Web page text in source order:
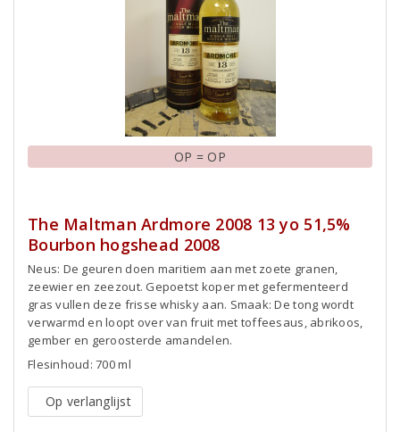
OP = OP
The Maltman Ardmore 2008 13 yo 51,5%
Bourbon hogshead 2008
Neus: De geuren doen maritiem aan met zoete granen,
zeewier en zeezout. Gepoetst koper met gefermenteerd
gras vullen deze frisse whisky aan. Smaak: De tong wordt
verwarmd en loopt over van fruit met toffeesaus, abrikoos,
gember en geroosterde amandelen.
Flesinhoud: 700 ml
Op verlanglijst